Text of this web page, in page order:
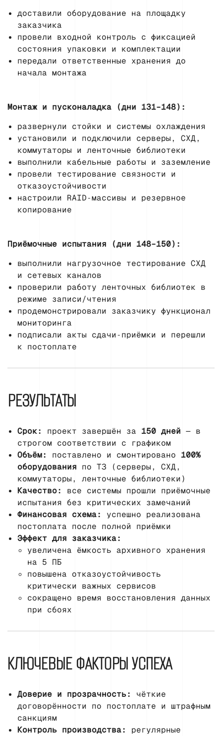
доставили оборудование на площадку
заказчика
провели входной контроль с фиксацией
состояния упаковки и комплектации
передали ответственные хранения до
начала монтажа
Монтаж и пусконаладка (дни 131–148):
развернули стойки и системы охлаждения
установили и подключили серверы, СХД,
коммутаторы и ленточные библиотеки
выполнили кабельные работы и заземление
провели тестирование связности и
отказоустойчивости
настроили RAID‑массивы и резервное
копирование
Приёмочные испытания (дни 148–150):
выполнили нагрузочное тестирование СХД
и сетевых каналов
проверили работу ленточных библиотек в
режиме записи/чтения
продемонстрировали заказчику функционал
мониторинга
подписали акты сдачи‑приёмки и перешли
к постоплате
РЕЗУЛЬТАТЫ
Срок: проект завершён за 150 дней — в
строгом соответствии с графиком
Объём:
поставлено и смонтировано 100%
оборудования по ТЗ (серверы, СХД,
коммутаторы, ленточные библиотеки)
Качество:
все системы прошли приёмочные
испытания без критических замечаний
Финансовая схема:
успешно реализована
постоплата после полной приёмки
Эффект для заказчика:
увеличена ёмкость архивного хранения
на 5 ПБ
повышена отказоустойчивость
критически важных сервисов
сокращено время восстановления данных
при сбоях
КЛЮЧЕВЫЕ ФАКТОРЫ УСПЕХА
Доверие и прозрачность:
чёткие
договорённости по постоплате и штрафным
санкциям
Контроль производства:
регулярные